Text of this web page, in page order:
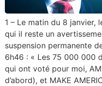
1 – Le matin du 8 janvier,
qui il reste un
suspension permanente
6h46 : « Les 75 000 000
qui ont voté pour moi,
d’abord), et MAKE